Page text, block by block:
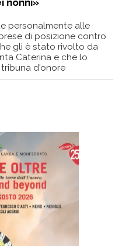
nonni»
personalmente alle
di posizione contro
gli è stato rivolto da
Caterina e che lo
d'onore